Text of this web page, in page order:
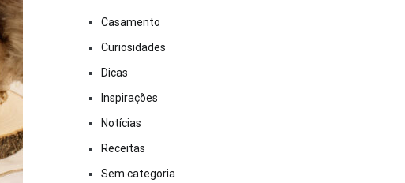
Casamento
Curiosidades
Dicas
Inspirações
Notícias
Receitas
Sem categoria